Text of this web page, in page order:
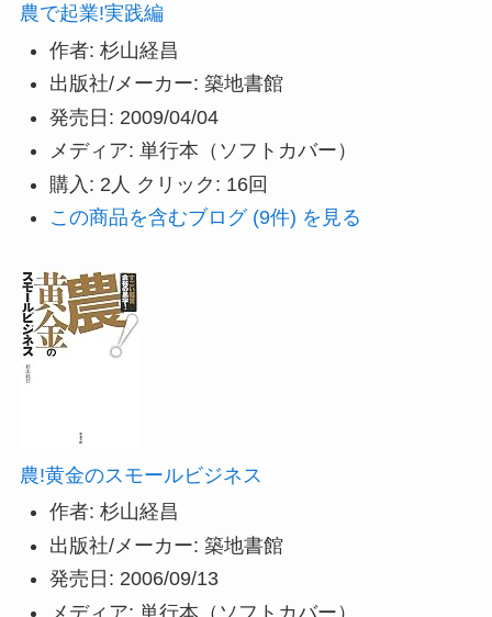
農で起業!実践編
作者: 杉山経昌
出版社/メーカー: 築地書館
発売日: 2009/04/04
メディア: 単行本（ソフトカバー）
購入 : 2人 クリック : 16回
この商品を含むブログ (9件) を見る
農!黄金のスモールビジネス
作者: 杉山経昌
出版社/メーカー: 築地書館
発売日: 2006/09/13
メディア: 単行本（ソフトカバー）